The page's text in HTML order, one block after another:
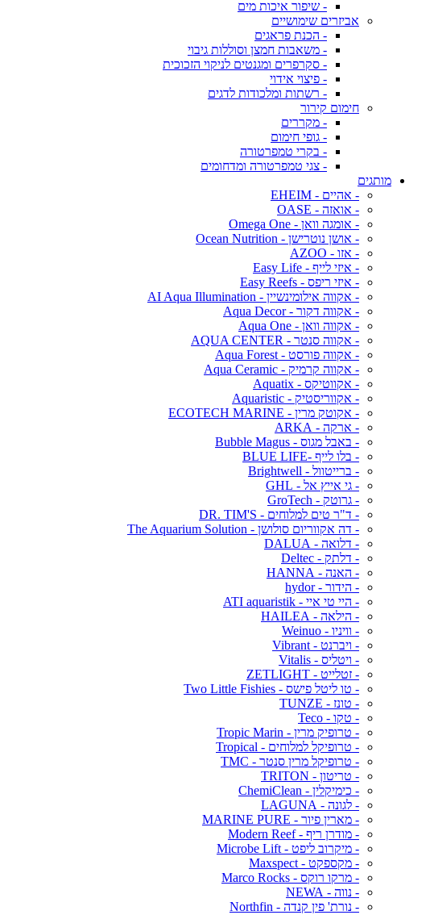
- שיפור איכות מים
אביזרים שימושיים
- הכנת פראגים
- משאבות חמצן וסוללות גיבוי
- סקרפרים ומגנטים לניקוי הזכוכית
- פיצוי אידוי
- רשתות ומלכודות לדגים
חימום קירור
- מקררים
- גופי חימום
- בקרי טמפרטורה
- צגי טמפרטורה ומדחומים
מותגים
- אהיים - EHEIM
- אואזה - OASE
- אומגה וואן - Omega One
- אושן נוטרישן - Ocean Nutrition
- אזו - AZOO
- איזי לייף - Easy Life
- איזי ריפס - Easy Reefs
- אקווה אילומינשיין - AI Aqua Illumination
- אקווה דקור - Aqua Decor
- אקווה וואן - Aqua One
- אקווה סנטר - AQUA CENTER
- אקווה פורסט - Aqua Forest
- אקווה קרמיק - Aqua Ceramic
- אקווטיקס - Aquatix
- אקווריסטיק - Aquaristic
- אקוטק מרין - ECOTECH MARINE
- ארקה - ARKA
- באבל מגוס - Bubble Magus
- בלו לייף -BLUE LIFE
- ברייטוול - Brightwell
- גי אייץ אל - GHL
- גרוטק - GroTech
- ד"ר טים למלוחים - DR. TIM'S
- דה אקווריום סולושן - The Aquarium Solution
- דלואה - DALUA
- דלתק - Deltec
- האנה - HANNA
- הידור - hydor
- היי טי איי - ATI aquaristik
- הילאה - HAILEA
- וויניו - Weinuo
- ויברנט - Vibrant
- ויטליס - Vitalis
- זטלייט - ZETLIGHT
- טו ליטל פישס - Two Little Fishies
- טונז - TUNZE
- טקו - Teco
- טרופיק מרין - Tropic Marin
- טרופיקל למלוחים - Tropical
- טרופיקל מרין סנטר - TMC
- טריטון - TRITON
- כימיקלין - ChemiClean
- לגונה - LAGUNA
- מארין פיור - MARINE PURE
- מודרן ריף - Modern Reef
- מיקרוב ליפט - Microbe Lift
- מקספקט - Maxspect
- מרקו רוקס - Marco Rocks
- נווה - NEWA
- נורת' פין קנדה - Northfin